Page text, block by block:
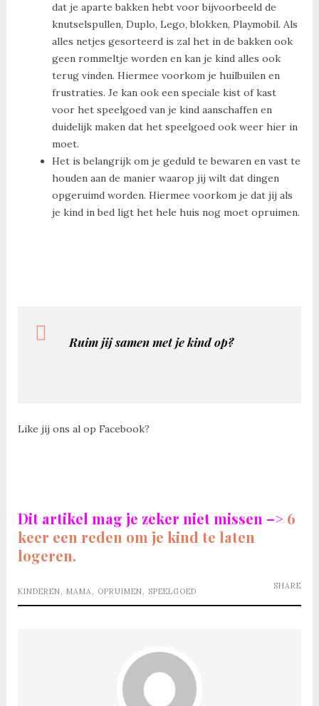
dat je aparte bakken hebt voor bijvoorbeeld de
knutselspullen, Duplo, Lego, blokken, Playmobil. Als
alles netjes gesorteerd is zal het in de bakken ook
geen rommeltje worden en kan je kind alles ook
terug vinden. Hiermee voorkom je huilbuilen en
frustraties. Je kan ook een speciale kist of kast
voor het speelgoed van je kind aanschaffen en
duidelijk maken dat het speelgoed ook weer hier in
moet.
Het is belangrijk om je geduld te bewaren en vast te
houden aan de manier waarop jij wilt dat dingen
opgeruimd worden. Hiermee voorkom je dat jij als
je kind in bed ligt het hele huis nog moet opruimen.
Ruim jij samen met je kind op?
Like jij ons al op Facebook?
Dit artikel mag je zeker niet missen –> 6
keer een reden om je kind te laten
logeren.
KINDEREN, MAMA, OPRUIMEN, SPEELGOED
SHARE